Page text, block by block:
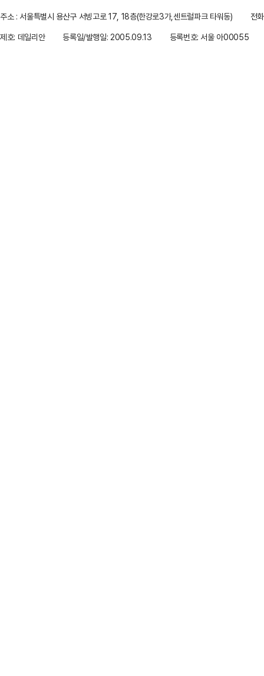
주소 : 서울특별시 용산구 서빙고로 17, 18층(한강로3가,센트럴파크 타워동)
전
제호: 데일리안
등록일/발행일: 2005.09.13 등록번호: 서울 아00055